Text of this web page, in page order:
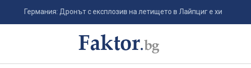
Германия: Дронът с експлозив на летището в Лайпциг е хибридна заплаха ...